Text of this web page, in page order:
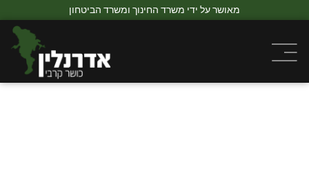
מאושר על ידי משרד החינוך ומשרד הביטחון